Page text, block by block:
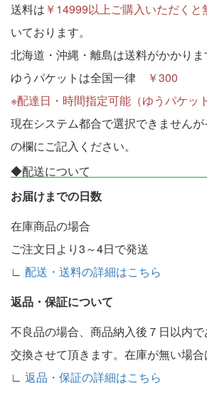
送料は ￥14999以上ご購入いただくと
いております。
北海道・沖縄・離島は送料がかかりま
ゆうパケットは全国一律
￥300
※配達日・時間指定可能（ゆうパケッ
現在システム都合で選択できません
の欄にご記入ください。
◆配送について
お届けまでの日数
在庫商品の場合
ご注文日より3～4日で発送
∟ 配送・送料の詳細はこちら
返品・保証について
不良品の場合、商品納入後７日以内
交換させて頂きます。在庫が無い場合
∟ 返品・保証の詳細はこちら